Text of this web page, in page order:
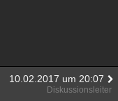
10.02.2017 um 20:07
Diskussionsleiter